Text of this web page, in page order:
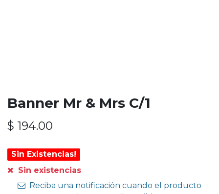
Banner Mr & Mrs C/1
$ 194.00
Sin Existencias!
Sin existencias
Reciba una notificación cuando el producto